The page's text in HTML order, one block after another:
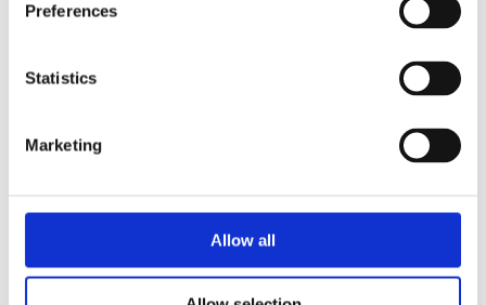
Preferences
Statistics
Marketing
Allow all
Dicembre 2012
Febbraio 2011
Febbraio 2008
Gennaio 2006
Agosto 2005